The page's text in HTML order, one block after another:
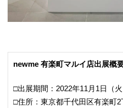
newme 有楽町マルイ店出展概
□出展期間：2022年11月1日（
□住所：東京都千代田区有楽町2